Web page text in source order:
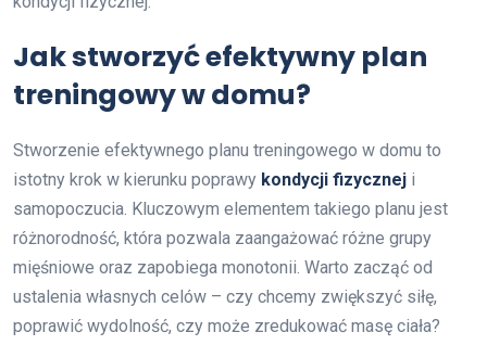
Jak stworzyć efektywny plan
treningowy w domu?
Stworzenie efektywnego planu treningowego w domu to
istotny krok w kierunku poprawy kondycji fizycznej i
samopoczucia. Kluczowym elementem takiego planu jest
różnorodność, która pozwala zaangażować różne grupy
mięśniowe oraz zapobiega monotonii. Warto zacząć od
ustalenia własnych celów – czy chcemy zwiększyć siłę,
poprawić wydolność, czy może zredukować masę ciała?